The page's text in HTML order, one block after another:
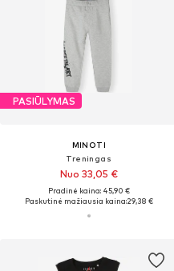
PASIŪLYMAS
MINOTI
Treningas
Nuo 33,05 €
Pradinė kaina: 45,90 €
Paskutinė mažiausia kaina:29,38 €